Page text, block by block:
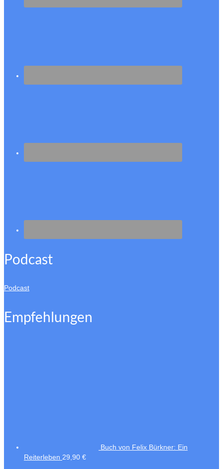
Podcast
Podcast
Empfehlungen
Buch von Felix Bürkner: Ein
Reiterleben 29,90 €